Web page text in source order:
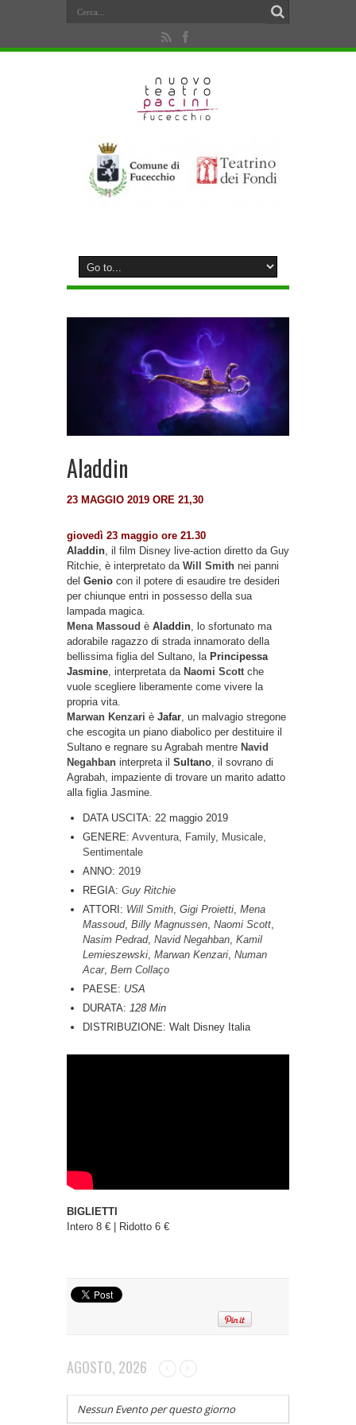
Aladdin
23 MAGGIO 2019 ORE 21,30
giovedì 23 maggio ore 21.30
Aladdin , il film Disney live-action diretto da Guy
Ritchie, è interpretato da Will Smith nei panni
del Genio con il potere di esaudire tre desideri
per chiunque entri in possesso della sua
lampada magica.
Mena Massoud è Aladdin , lo sfortunato ma
adorabile ragazzo di strada innamorato della
bellissima figlia del Sultano, la Principessa
Jasmine , interpretata da Naomi Scott che
vuole scegliere liberamente come vivere la
propria vita.
Marwan Kenzari è Jafar , un malvagio stregone
che escogita un piano diabolico per destituire il
Sultano e regnare su Agrabah mentre Navid
Negahban interpreta il Sultano , il sovrano di
Agrabah, impaziente di trovare un marito adatto
alla figlia Jasmine.
DATA USCITA: 22 maggio 2019
GENERE: Avventura Family, Musicale
Sentimentale
ANNO: 2019
REGIA: Guy Ritchie
ATTORI: Will Smith Gigi Proietti Mena
Massoud, Billy Magnussen Naomi Scott
Nasim Pedrad, Navid Negahban Kamil
Lemieszewski Marwan Kenzari Numan
Acar, Bern Collaço
PAESE: USA
DURATA: 128 Min
DISTRIBUZIONE: Walt Disney Italia
BIGLIETTI
Intero 8 € | Ridotto 6 €
AGOSTO, 2026
Nessun Evento per questo giorno